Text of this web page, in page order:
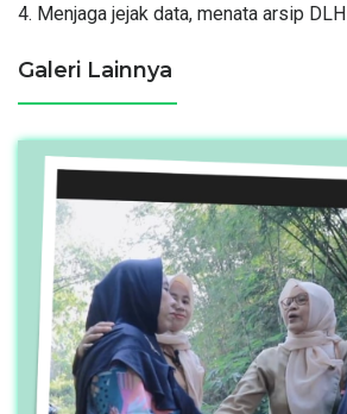
4. Menjaga jejak data, menata arsip DLH
Galeri Lainnya